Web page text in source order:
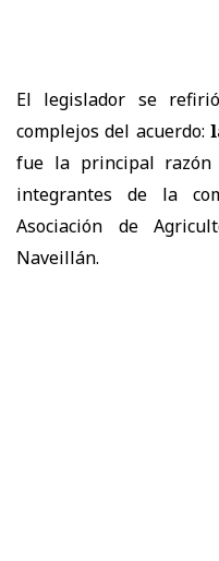
El legislador se
complejos del acuerdo:
fue la principal
integrantes de la
Asociación de
Naveillán.